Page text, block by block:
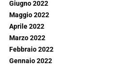
Giugno 2022
Maggio 2022
Aprile 2022
Marzo 2022
Febbraio 2022
Gennaio 2022